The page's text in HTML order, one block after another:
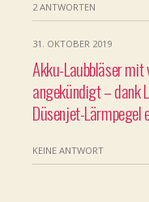
2 ANTWORTEN
31. OKTOBER 2019
Akku-Laubbläser mit
angekündigt – dank
Düsenjet-Lärmpegel
KEINE ANTWORT